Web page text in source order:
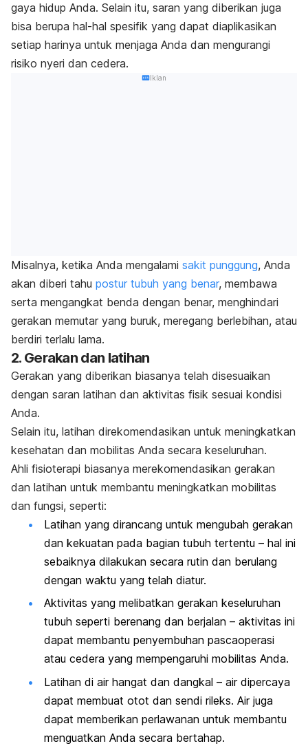
gaya hidup Anda. Selain itu, saran yang diberikan juga
bisa berupa hal-hal spesifik yang dapat diaplikasikan
setiap harinya untuk menjaga Anda dan mengurangi
risiko nyeri dan cedera.
Iklan
Misalnya, ketika Anda mengalami sakit punggung, Anda
akan diberi tahu postur tubuh yang benar, membawa
serta mengangkat benda dengan benar, menghindari
gerakan memutar yang buruk, meregang berlebihan, atau
berdiri terlalu lama.
2. Gerakan dan latihan
Gerakan yang diberikan biasanya telah disesuaikan
dengan saran latihan dan aktivitas fisik sesuai kondisi
Anda.
Selain itu, latihan direkomendasikan untuk meningkatkan
kesehatan dan mobilitas Anda secara keseluruhan.
Ahli fisioterapi biasanya merekomendasikan gerakan
dan latihan untuk membantu meningkatkan mobilitas
dan fungsi, seperti:
Latihan yang dirancang untuk mengubah gerakan
dan kekuatan pada bagian tubuh tertentu – hal ini
sebaiknya dilakukan secara rutin dan berulang
dengan waktu yang telah diatur.
Aktivitas yang melibatkan gerakan keseluruhan
tubuh seperti berenang dan berjalan – aktivitas ini
dapat membantu penyembuhan pascaoperasi
atau cedera yang mempengaruhi mobilitas Anda.
Latihan di air hangat dan dangkal – air dipercaya
dapat membuat otot dan sendi rileks. Air juga
dapat memberikan perlawanan untuk membantu
menguatkan Anda secara bertahap.